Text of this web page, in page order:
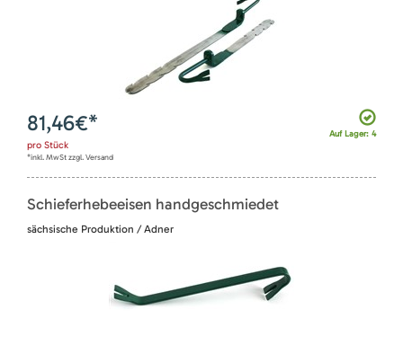
Auf Lager: 4
81,46€*
pro Stück
*inkl. MwSt zzgl. Versand
Schieferhebeeisen handgeschmiedet
sächsische Produktion / Adner